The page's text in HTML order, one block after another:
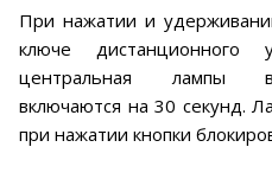
При нажатии и
ключе дистанционного
центральная лампы
включаются на 30 секунд.
при нажатии кнопки